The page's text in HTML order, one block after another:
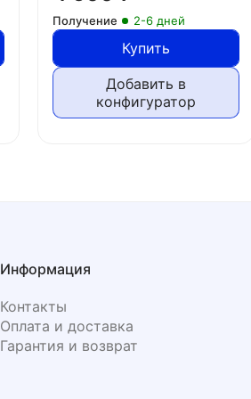
Получение 2-6 дней
Купить
Добавить в
конфигуратор
Информация
Контакты
Оплата и доставка
Гарантия и возврат